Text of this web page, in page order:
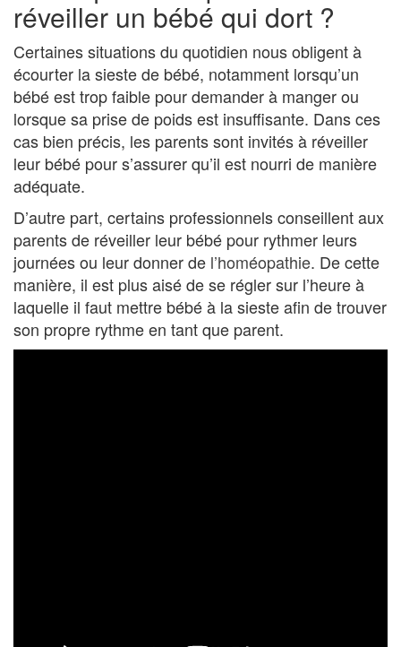
réveiller un bébé qui dort ?
Certaines situations du quotidien nous obligent à
écourter la sieste de bébé, notamment lorsqu’un
bébé est trop faible pour demander à manger ou
lorsque sa prise de poids est insuffisante. Dans ces
cas bien précis, les parents sont invités à réveiller
leur bébé pour s’assurer qu’il est nourri de manière
adéquate.
D’autre part, certains professionnels conseillent aux
parents de réveiller leur bébé pour rythmer leurs
journées ou leur donner de l’homéopathie. De cette
manière, il est plus aisé de se régler sur l’heure à
laquelle il faut mettre bébé à la sieste afin de trouver
son propre rythme en tant que parent.